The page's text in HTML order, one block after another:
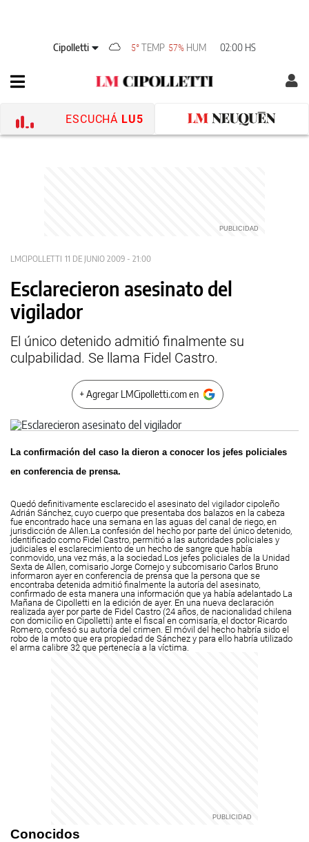
Cipolletti 5° TEMP 57% HUM 02:00 HS
ESCUCHÁ LU5
LMCIPOLLETTI 11 DE JUNIO 2009 - 21:00
Esclarecieron asesinato del
vigilador
El único detenido admitió finalmente su
culpabilidad. Se llama Fidel Castro.
+ Agregar LMCipolletti.com en
La confirmación del caso la dieron a conocer los jefes policiales
en conferencia de prensa.
Quedó definitivamente esclarecido el asesinato del vigilador cipoleño
Adrián Sánchez, cuyo cuerpo que presentaba dos balazos en la cabeza
fue encontrado hace una semana en las aguas del canal de riego, en
jurisdicción de Allen.La confesión del hecho por parte del único detenido,
identificado como Fidel Castro, permitió a las autoridades policiales y
judiciales el esclarecimiento de un hecho de sangre que había
conmovido, una vez más, a la sociedad.Los jefes policiales de la Unidad
Sexta de Allen, comisario Jorge Cornejo y subcomisario Carlos Bruno
informaron ayer en conferencia de prensa que la persona que se
encontraba detenida admitió finalmente la autoría del asesinato,
confirmado de esta manera una información que ya había adelantado La
Mañana de Cipolletti en la edición de ayer. En una nueva declaración
realizada ayer por parte de Fidel Castro (24 años, de nacionalidad chilena
con domicilio en Cipolletti) ante el fiscal en comisaría, el doctor Ricardo
Romero, confesó su autoría del crimen. El móvil del hecho habría sido el
robo de la moto que era propiedad de Sánchez y para ello habría utilizado
el arma calibre 32 que pertenecía a la víctima.
Conocidos